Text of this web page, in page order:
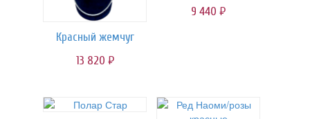
Красный жемчуг
13 820 руб.
9 440 руб.